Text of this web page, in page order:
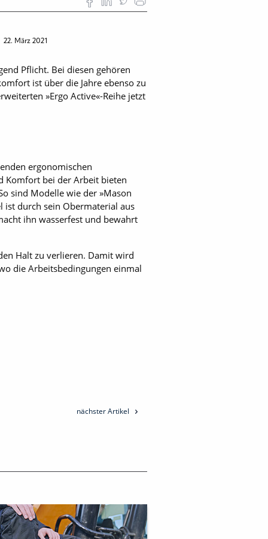
22. März 2021
Pflicht. Bei diesen gehören
ist über die Jahre ebenso zu
»Ergo Active«-Reihe jetzt
ergonomischen
Komfort bei der Arbeit bieten
sind Modelle wie der »Mason
ist durch sein Obermaterial aus
ihn wasserfest und bewahrt
Halt zu verlieren. Damit wird
die Arbeitsbedingungen einmal
nächster Artikel